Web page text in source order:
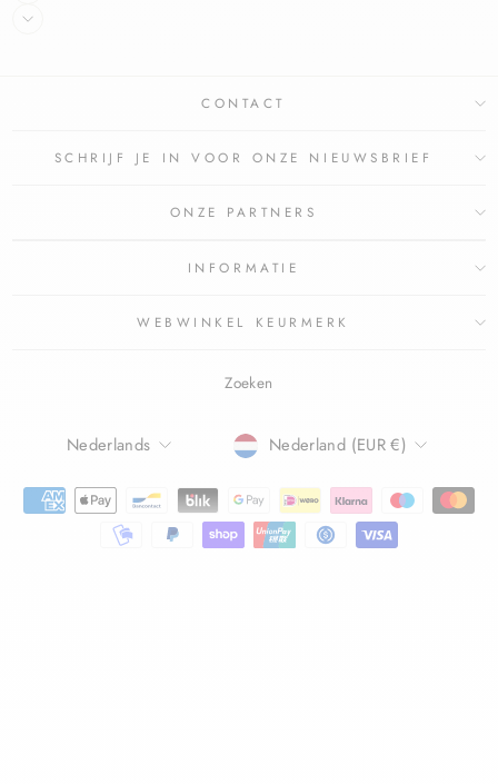
CONTACT
SCHRIJF JE IN VOOR ONZE NIEUWSBRIEF
ONZE PARTNERS
INFORMATIE
WEBWINKEL KEURMERK
Zoeken
TAAL
Nederlands Nederland (EUR €)